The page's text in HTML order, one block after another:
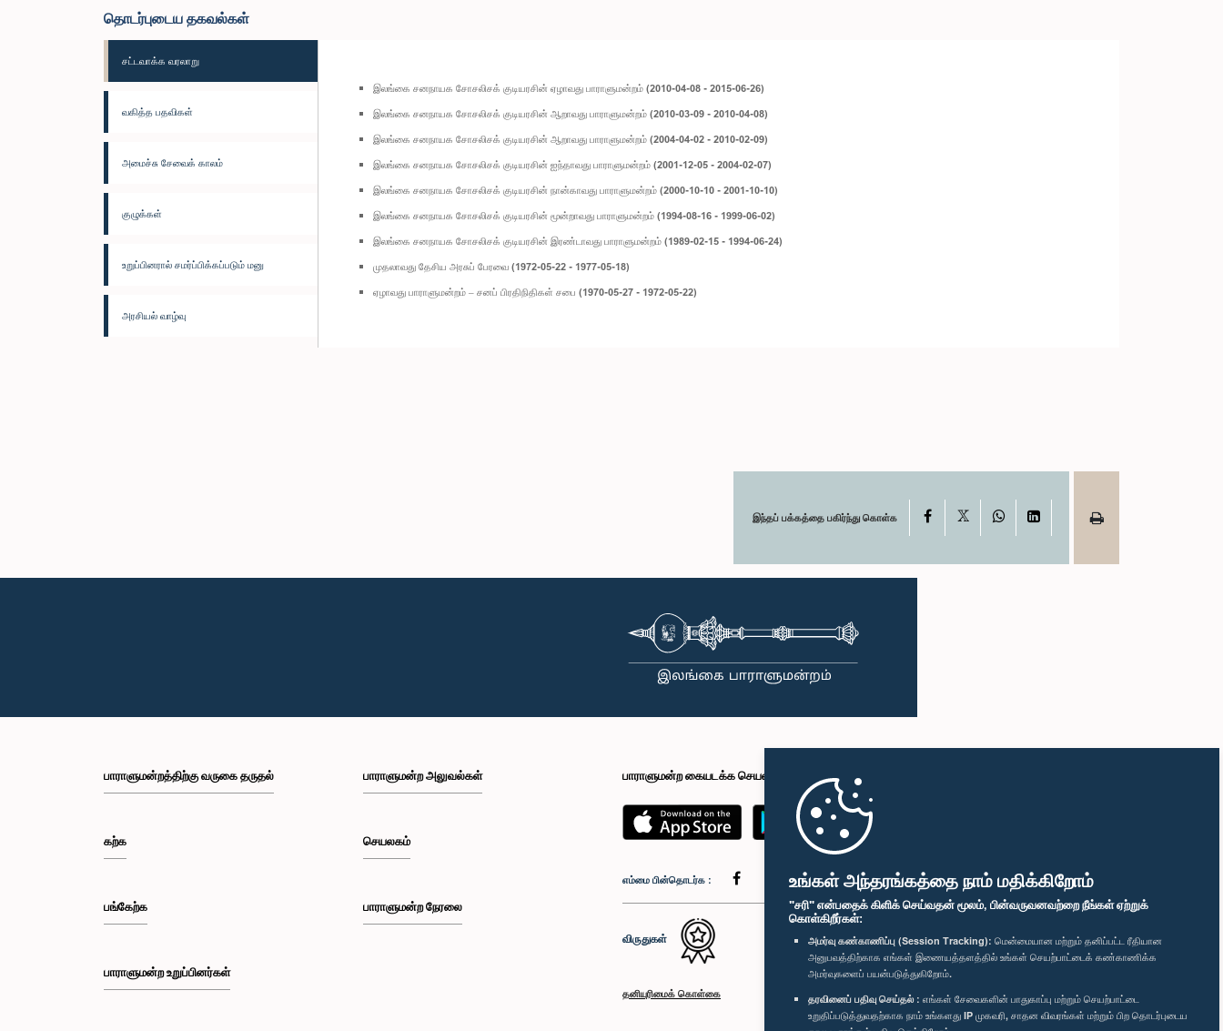
உங்கள் அந்தரங்கத்தை நாம் மதிக்கிறோம்
"சரி" என்பதைக் கிளிக் செய்வதன் மூலம், பின்வருவனவற்றை நீங்கள் ஏற்றுக்
கொள்கிறீர்கள்:
அமர்வு கண்காணிப்பு (Session Tracking): மென்மையான மற்றும் தனிப்பட்ட ரீதியான
அனுபவத்திற்காக எங்கள் இணையத்தளத்தில் உங்கள் செயற்பாட்டைக் கண்காணிக்க
அமர்வுகளைப் பயன்படுத்துகிறோம்.
தரவினைப் பதிவு செய்தல் : எங்கள் சேவைகளின் பாதுகாப்பு மற்றும் செயற்பாட்டை
உறுதிப்படுத்துவதற்காக நாம் உங்களது IP முகவரி, சாதன விவரங்கள் மற்றும் பிற தொடர்புடைய
தொடர்புடைய தகவல்கள்
சட்டவாக்க வரலாறு
வகித்த பதவிகள்
அமைச்சு சேவைக் காலம்
குழுக்கள்
உறுப்பினரால் சமர்ப்பிக்கப்படும் மனு
அரசியல் வாழ்வு
இலங்கை சனநாயக சோசலிசக் குடியரசின் ஏழாவது பாராளுமன்றம் (2010-04-08 - 2015-06-26)
இலங்கை சனநாயக சோசலிசக் குடியரசின் ஆறாவது பாராளுமன்றம் (2010-03-09 - 2010-04-08)
இலங்கை சனநாயக சோசலிசக் குடியரசின் ஆறாவது பாராளுமன்றம் (2004-04-02 - 2010-02-09)
இலங்கை சனநாயக சோசலிசக் குடியரசின் ஐந்தாவது பாராளுமன்றம் (2001-12-05 - 2004-02-07)
இலங்கை சனநாயக சோசலிசக் குடியரசின் நான்காவது பாராளுமன்றம் (2000-10-10 - 2001-10-10)
இலங்கை சனநாயக சோசலிசக் குடியரசின் மூன்றாவது பாராளுமன்றம் (1994-08-16 - 1999-06-02)
இலங்கை சனநாயக சோசலிசக் குடியரசின் இரண்டாவது பாராளுமன்றம் (1989-02-15 - 1994-06-24)
முதலாவது தேசிய அரசுப் பேரவை (1972-05-22 - 1977-05-18)
ஏழாவது பாராளுமன்றம் – சனப் பிரதிநிதிகள் சபை (1970-05-27 - 1972-05-22)
இந்தப் பக்கத்தை பகிர்ந்து கொள்க Facebook WhatsAppLinkedIn
பாராளுமன்றத்திற்கு வருகை தருதல்
கற்க
பங்கேற்க
பாராளுமன்ற உறுப்பினர்கள்
பாராளுமன்ற அலுவல்கள்
செயலகம்
பாராளுமன்ற நேரலை
பாராளுமன்ற கையடக்க செயலி
எம்மை பின்தொடர்க :
விருதுகள்
தனியுரிமைக் கொள்கை